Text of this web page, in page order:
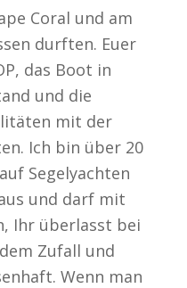
Coral und am
durften. Euer
das Boot in
und die
mit der
Ich bin über 20
Segelyachten
und darf mit
Ihr überlasst bei
Zufall und
Wenn man